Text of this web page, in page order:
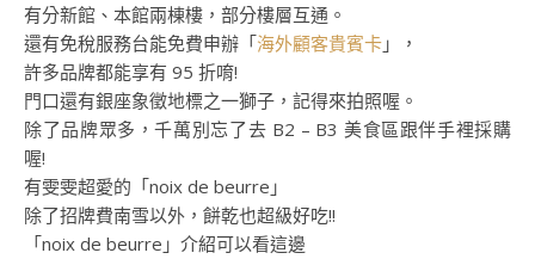
有分新館、本館兩棟樓，部分樓層互通。
還有免稅服務台能免費申辦「海外顧客貴賓卡 」，
許多品牌都能享有 95 折唷!
門口還有銀座象徵地標之一獅子，記得來拍照喔。
除了品牌眾多，千萬別忘了去 B2 – B3 美食區跟伴手裡採購
喔!
有雯雯超愛的「noix de beurre」
除了招牌費南雪以外，餅乾也超級好吃!!
「noix de beurre」介紹可以看這邊